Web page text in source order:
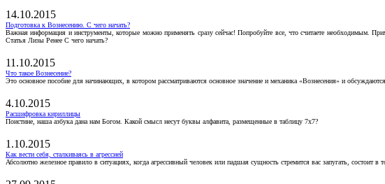
14.10.2015
Подготовка к Вознесению. С чего начать?
Важная информация и инструменты, которые можно применять сразу сейчас! Попробуйте все, что считаете необходимым.
Статья Лизы Ренее С чего начать?
11.10.2015
Что такое Вознесение?
Это основное пособие для начинающих, в котором рассматриваются основное значение и механика «Вознесения» и
4.10.2015
Расшифровка кириллицы
Поистине, наша азбука дана нам Богом. Какой смысл несут буквы алфавита, размещенные в таблицу 7х7?
1.10.2015
Как вести себя, сталкиваясь в агрессией
Абсолютно железное правило в ситуациях, когда агрессивный человек или падшая сущность стремится вас запугать, состоит